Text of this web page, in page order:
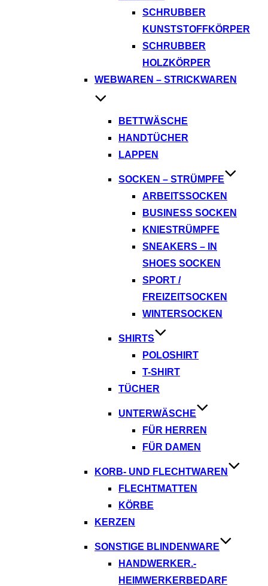
SCHRUBBER
KUNSTSTOFFKÖRPER
SCHRUBBER
HOLZKÖRPER
WEBWAREN – STRICKWAREN
BETTWÄSCHE
HANDTÜCHER
LAPPEN
SOCKEN – STRÜMPFE
ARBEITSSOCKEN
BUSINESS SOCKEN
KNIESTRÜMPFE
SNEAKERS – IN
SHOES SOCKEN
SPORT /
FREIZEITSOCKEN
WINTERSOCKEN
SHIRTS
POLOSHIRT
T-SHIRT
TÜCHER
UNTERWÄSCHE
FÜR HERREN
FÜR DAMEN
KORB- UND FLECHTWAREN
FLECHTMATTEN
KÖRBE
KERZEN
SONSTIGE BLINDENWARE
HANDWERKER.-
HEIMWERKERBEDARF